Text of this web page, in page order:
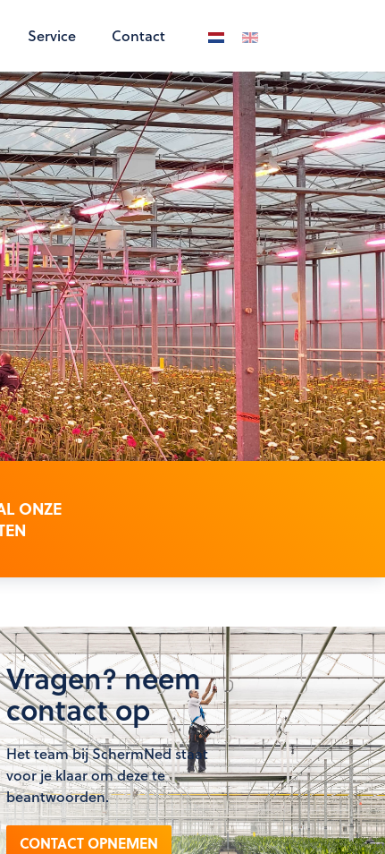
Service Contact Selecteer de taal
ONZE
Vragen? neem
contact op
Het team bij SchermNed staat
voor je klaar om deze te
beantwoorden.
CONTACT OPNEMEN